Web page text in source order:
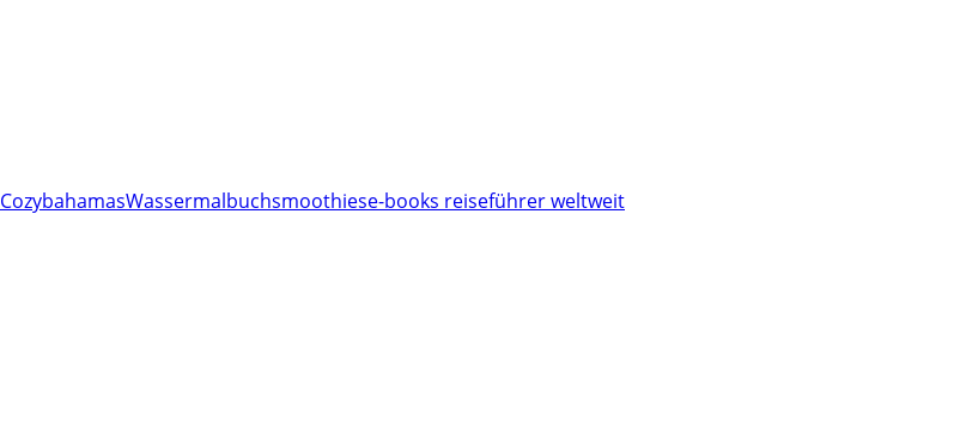
CozybahamasWassermalbuchsmoothiese-books reiseführer weltweit